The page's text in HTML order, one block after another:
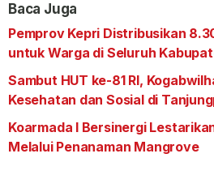
Baca Juga
Pemprov Kepri Distribusikan
untuk Warga di Seluruh
Sambut HUT ke-81 RI,
Kesehatan dan Sosial di
Koarmada I Bersinergi
Melalui Penanaman Mangrove